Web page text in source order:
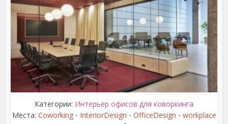
Категории: Интерьер офисов для коворкинга
Места: Coworking • InteriorDesign • OfficeDesign • workplace